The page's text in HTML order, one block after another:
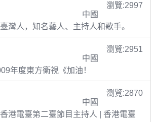
瀏覽:2997
中國
灣人，知名藝人、主持人和歌手。
瀏覽:2951
中國
年度東方衛視《加油！
瀏覽:2870
中國
港電臺第二臺節目主持人 | 香港電臺